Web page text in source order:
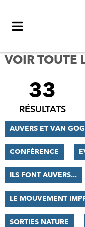
VOIR TOUTE
FILTRER
RÉSULTATS
33
RÉSULTATS
AUVERS ET VAN
CONFÉRENCE
ILS FONT AUVERS...
LE MOUVEMENT
SORTIES NATURE